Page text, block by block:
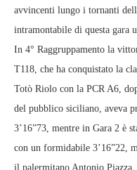
avvincenti lungo i tornanti
intramontabile di questa gara
In 4° Raggruppamento la
T118, che ha conquistato la
Totò Riolo con la PCR A6,
del pubblico siciliano, aveva
3’16”73, mentre in Gara 2 è
con un formidabile 3’16”22,
il palermitano Antonio